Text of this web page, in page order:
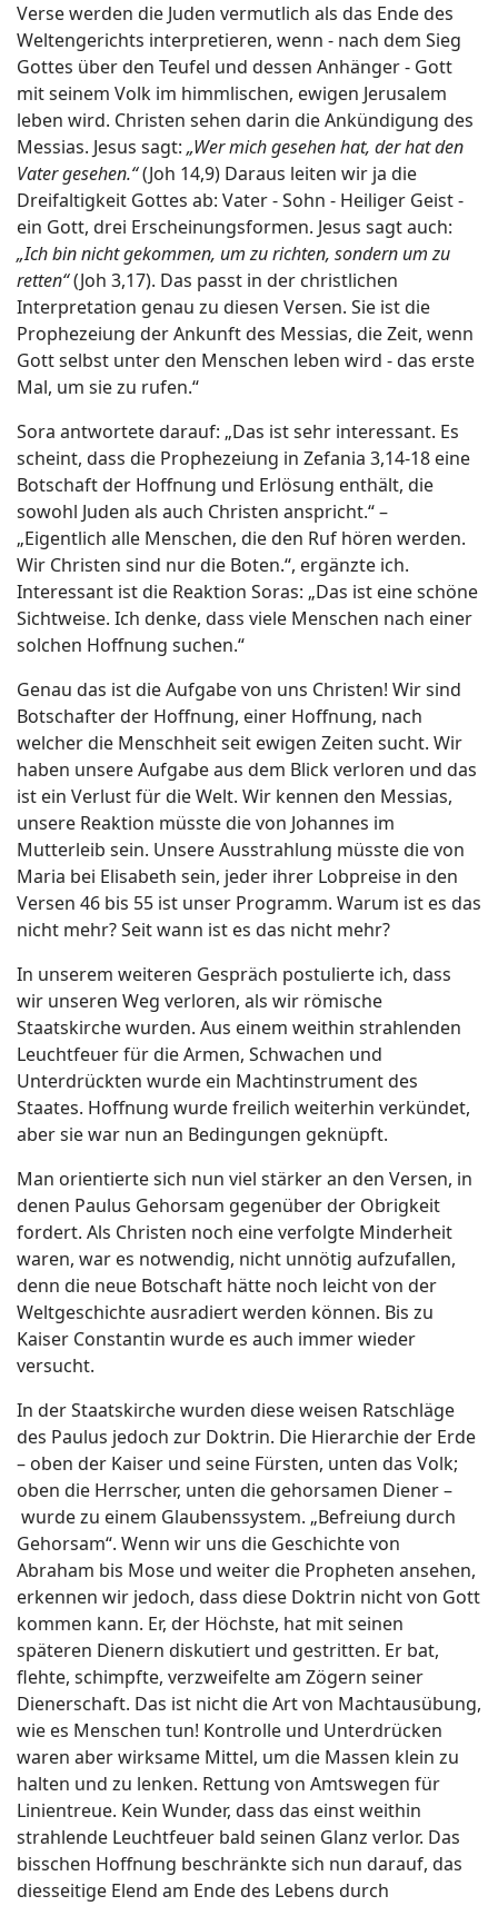
Verse werden die Juden vermutlich als das Ende des
Weltengerichts interpretieren, wenn - nach dem Sieg
Gottes über den Teufel und dessen Anhänger - Gott
mit seinem Volk im himmlischen, ewigen Jerusalem
leben wird. Christen sehen darin die Ankündigung des
Messias. Jesus sagt: „Wer mich gesehen hat, der hat den
Vater gesehen.“(Joh 14,9) Daraus leiten wir ja die
Dreifaltigkeit Gottes ab: Vater - Sohn - Heiliger Geist -
ein Gott, drei Erscheinungsformen. Jesus sagt auch:
„Ich bin nicht gekommen, um zu richten, sondern um zu
retten“(Joh 3,17). Das passt in der christlichen
Interpretation genau zu diesen Versen. Sie ist die
Prophezeiung der Ankunft des Messias, die Zeit, wenn
Gott selbst unter den Menschen leben wird - das erste
Mal, um sie zu rufen.“
Sora antwortete darauf: „Das ist sehr interessant. Es
scheint, dass die Prophezeiung in Zefania 3,14-18 eine
Botschaft der Hoffnung und Erlösung enthält, die
sowohl Juden als auch Christen anspricht.“ –
„Eigentlich alle Menschen, die den Ruf hören werden.
Wir Christen sind nur die Boten.“, ergänzte ich.
Interessant ist die Reaktion Soras: „Das ist eine schöne
Sichtweise. Ich denke, dass viele Menschen nach einer
solchen Hoffnung suchen.“
Genau das ist die Aufgabe von uns Christen! Wir sind
Botschafter der Hoffnung, einer Hoffnung, nach
welcher die Menschheit seit ewigen Zeiten sucht. Wir
haben unsere Aufgabe aus dem Blick verloren und das
ist ein Verlust für die Welt. Wir kennen den Messias,
unsere Reaktion müsste die von Johannes im
Mutterleib sein. Unsere Ausstrahlung müsste die von
Maria bei Elisabeth sein, jeder ihrer Lobpreise in den
Versen 46 bis 55 ist unser Programm. Warum ist es das
nicht mehr? Seit wann ist es das nicht mehr?
In unserem weiteren Gespräch postulierte ich, dass
wir unseren Weg verloren, als wir römische
Staatskirche wurden. Aus einem weithin strahlenden
Leuchtfeuer für die Armen, Schwachen und
Unterdrückten wurde ein Machtinstrument des
Staates. Hoffnung wurde freilich weiterhin verkündet,
aber sie war nun an Bedingungen geknüpft.
Man orientierte sich nun viel stärker an den Versen, in
denen Paulus Gehorsam gegenüber der Obrigkeit
fordert. Als Christen noch eine verfolgte Minderheit
waren, war es notwendig, nicht unnötig aufzufallen,
denn die neue Botschaft hätte noch leicht von der
Weltgeschichte ausradiert werden können. Bis zu
Kaiser Constantin wurde es auch immer wieder
versucht.
In der Staatskirche wurden diese weisen Ratschläge
des Paulus jedoch zur Doktrin. Die Hierarchie der Erde
– oben der Kaiser und seine Fürsten, unten das Volk;
oben die Herrscher, unten die gehorsamen Diener –
wurde zu einem Glaubenssystem. „Befreiung durch
Gehorsam“. Wenn wir uns die Geschichte von
Abraham bis Mose und weiter die Propheten ansehen,
erkennen wir jedoch, dass diese Doktrin nicht von Gott
kommen kann. Er, der Höchste, hat mit seinen
späteren Dienern diskutiert und gestritten. Er bat,
flehte, schimpfte, verzweifelte am Zögern seiner
Dienerschaft. Das ist nicht die Art von Machtausübung,
wie es Menschen tun! Kontrolle und Unterdrücken
waren aber wirksame Mittel, um die Massen klein zu
halten und zu lenken. Rettung von Amtswegen für
Linientreue. Kein Wunder, dass das einst weithin
strahlende Leuchtfeuer bald seinen Glanz verlor. Das
bisschen Hoffnung beschränkte sich nun darauf, das
diesseitige Elend am Ende des Lebens durch